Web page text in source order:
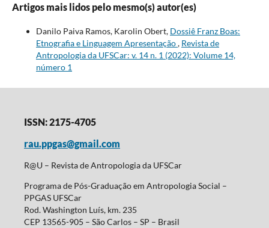
Artigos mais lidos pelo mesmo(s) autor(es)
Danilo Paiva Ramos, Karolin Obert, Dossiê Franz Boas:
Etnografia e Linguagem Apresentação, Revista de
Antropologia da UFSCar: v. 14 n. 1 (2022): Volume 14,
número 1
ISSN: 2175-4705
rau.ppgas@gmail.com
R@U – Revista de Antropologia da UFSCar
Programa de Pós-Graduação em Antropologia Social –
PPGAS UFSCar
Rod. Washington Luís, km. 235
CEP 13565-905 – São Carlos – SP – Brasil